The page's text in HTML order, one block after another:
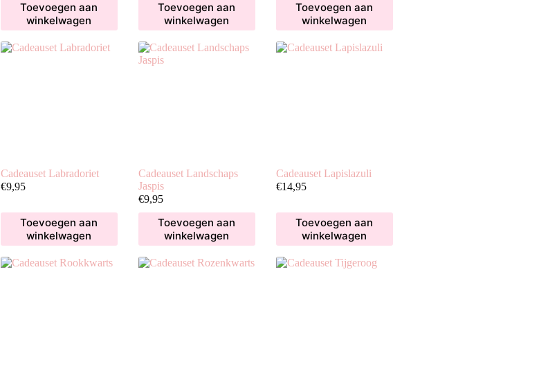
Toevoegen aan
winkelwagen
Toevoegen aan
winkelwagen
Toevoegen aan
winkelwagen
Cadeauset Labradoriet
€9,95
Toevoegen aan
winkelwagen
Cadeauset Landschaps
Jaspis
€9,95
Toevoegen aan
winkelwagen
Cadeauset Lapislazuli
€14,95
Toevoegen aan
winkelwagen